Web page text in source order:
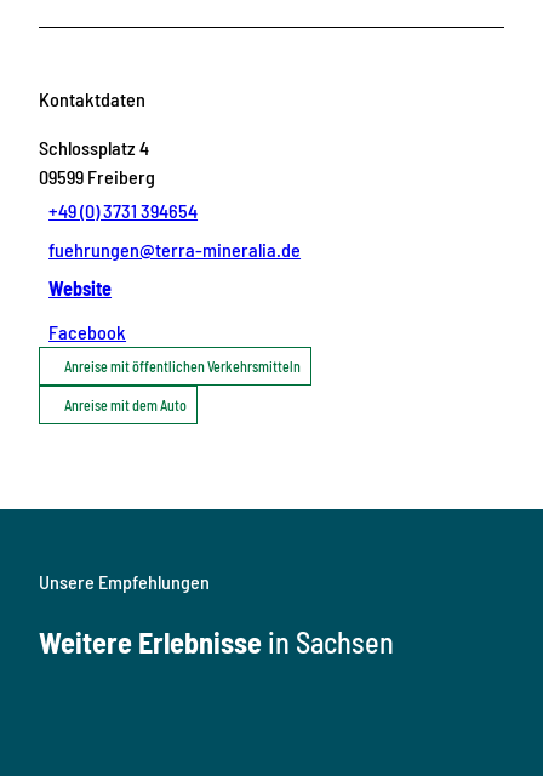
Kontaktdaten
Schlossplatz 4
09599 Freiberg
+49 (0) 3731 394654
fuehrungen@terra-mineralia.de
Website
Facebook
Anreise mit öffentlichen Verkehrsmitteln
Anreise mit dem Auto
Unsere Empfehlungen
Weitere Erlebnisse in Sachsen